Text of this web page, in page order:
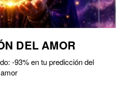
DEL AMOR
-93% en tu predicción del
amor